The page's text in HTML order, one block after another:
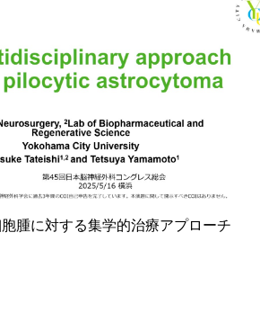
腫に対する集学的治療アプローチ